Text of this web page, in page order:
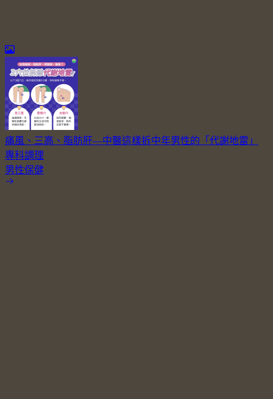
痛風、三高、脂肪肝—中醫這樣拆中年男性的「代謝地雷」
專科調理
男性保健